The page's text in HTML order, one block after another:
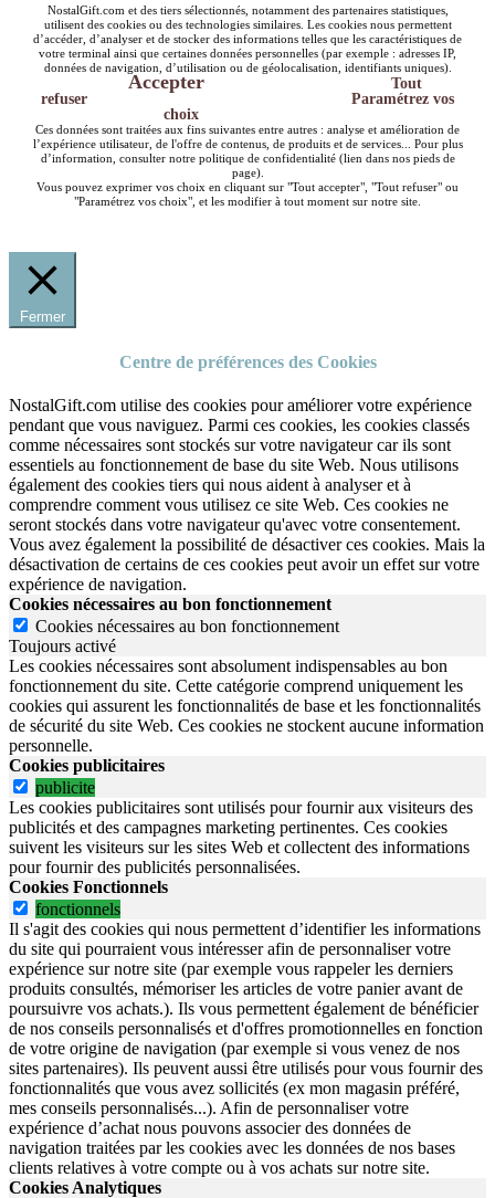
NostalGift.com et des tiers sélectionnés, notamment des partenaires statistiques,
utilisent des cookies ou des technologies similaires. Les cookies nous permettent
d’accéder, d’analyser et de stocker des informations telles que les caractéristiques de
votre terminal ainsi que certaines données personnelles (par exemple : adresses IP,
données de navigation, d’utilisation ou de géolocalisation, identifiants uniques).
Accepter
Tout
refuser
Paramétrez vos
choix
Ces données sont traitées aux fins suivantes entre autres : analyse et amélioration de
l’expérience utilisateur, de l'offre de contenus, de produits et de services... Pour plus
d’information, consulter notre politique de confidentialité (lien dans nos pieds de
page).
Vous pouvez exprimer vos choix en cliquant sur "Tout accepter", "Tout refuser" ou
"Paramétrez vos choix", et les modifier à tout moment sur notre site.
Fermer
Centre de préférences des Cookies
NostalGift.com utilise des cookies pour améliorer votre expérience
pendant que vous naviguez. Parmi ces cookies, les cookies classés
comme nécessaires sont stockés sur votre navigateur car ils sont
essentiels au fonctionnement de base du site Web. Nous utilisons
également des cookies tiers qui nous aident à analyser et à
comprendre comment vous utilisez ce site Web. Ces cookies ne
seront stockés dans votre navigateur qu'avec votre consentement.
Vous avez également la possibilité de désactiver ces cookies. Mais la
désactivation de certains de ces cookies peut avoir un effet sur votre
expérience de navigation.
Cookies nécessaires au bon fonctionnement
Cookies nécessaires au bon fonctionnement
Toujours activé
Les cookies nécessaires sont absolument indispensables au bon
fonctionnement du site. Cette catégorie comprend uniquement les
cookies qui assurent les fonctionnalités de base et les fonctionnalités
de sécurité du site Web. Ces cookies ne stockent aucune information
personnelle.
Cookies publicitaires
publicite
Les cookies publicitaires sont utilisés pour fournir aux visiteurs des
publicités et des campagnes marketing pertinentes. Ces cookies
suivent les visiteurs sur les sites Web et collectent des informations
pour fournir des publicités personnalisées.
Cookies Fonctionnels
fonctionnels
Il s'agit des cookies qui nous permettent d’identifier les informations
du site qui pourraient vous intéresser afin de personnaliser votre
expérience sur notre site (par exemple vous rappeler les derniers
produits consultés, mémoriser les articles de votre panier avant de
poursuivre vos achats.). Ils vous permettent également de bénéficier
de nos conseils personnalisés et d'offres promotionnelles en fonction
de votre origine de navigation (par exemple si vous venez de nos
sites partenaires). Ils peuvent aussi être utilisés pour vous fournir des
fonctionnalités que vous avez sollicités (ex mon magasin préféré,
mes conseils personnalisés...). Afin de personnaliser votre
expérience d’achat nous pouvons associer des données de
navigation traitées par les cookies avec les données de nos bases
clients relatives à votre compte ou à vos achats sur notre site.
Cookies Analytiques